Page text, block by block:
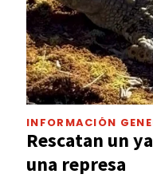
INFORMACIÓN
Rescatan un
una represa